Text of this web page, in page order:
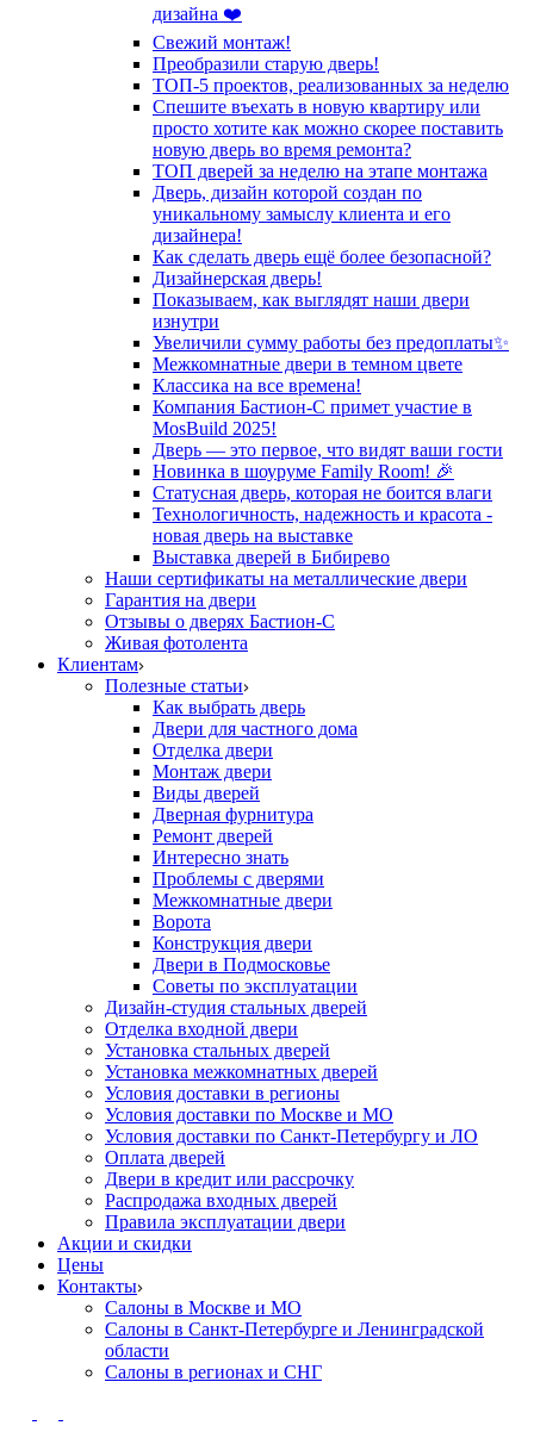
дизайна ❤️
Свежий монтаж!
Преобразили старую дверь!
ТОП-5 проектов, реализованных за неделю
Спешите въехать в новую квартиру или
просто хотите как можно скорее поставить
новую дверь во время ремонта?
ТОП дверей за неделю на этапе монтажа
Дверь, дизайн которой создан по
уникальному замыслу клиента и его
дизайнера!
Как сделать дверь ещё более безопасной?
Дизайнерская дверь!
Показываем, как выглядят наши двери
изнутри
Увеличили сумму работы без предоплаты✨
Межкомнатные двери в темном цвете
Классика на все времена!
Компания Бастион-С примет участие в
MosBuild 2025!
Дверь — это первое, что видят ваши гости
Новинка в шоуруме Family Room! 🎉
Статусная дверь, которая не боится влаги
Технологичность, надежность и красота -
новая дверь на выставке
Выставка дверей в Бибирево
Наши сертификаты на металлические двери
Гарантия на двери
Отзывы о дверях Бастион-С
Живая фотолента
Клиентам
Полезные статьи
Как выбрать дверь
Двери для частного дома
Отделка двери
Монтаж двери
Виды дверей
Дверная фурнитура
Ремонт дверей
Интересно знать
Проблемы с дверями
Межкомнатные двери
Ворота
Конструкция двери
Двери в Подмосковье
Cоветы по эксплуатации
Дизайн-студия стальных дверей
Отделка входной двери
Установка стальных дверей
Установка межкомнатных дверей
Условия доставки в регионы
Условия доставки по Москве и МО
Условия доставки по Санкт-Петербургу и ЛО
Оплата дверей
Двери в кредит или рассрочку
Распродажа входных дверей
Правила эксплуатации двери
Акции и скидки
Цены
Контакты
Салоны в Москве и МО
Салоны в Санкт-Петербурге и Ленинградской
области
Салоны в регионах и СНГ